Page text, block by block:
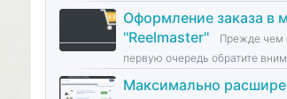
Оформление заказа в
''Reelmaster''
Прежде чем
первую очередь обратите
Максимально